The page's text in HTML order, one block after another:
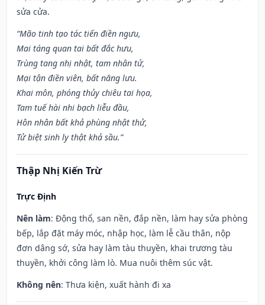
sửa cửa.
“Mão tinh tạo tác tiến điền ngưu,
Mai táng quan tai bất đắc hưu,
Trùng tang nhị nhật, tam nhân tử,
Mại tận điền viên, bất năng lưu.
Khai môn, phóng thủy chiêu tai họa,
Tam tuế hài nhi bạch liễu đầu,
Hôn nhân bất khả phùng nhật thử,
Tử biệt sinh ly thật khả sầu.”
Thập Nhị Kiến Trừ
Trực Định
Nên làm: Động thổ, san nền, đắp nền, làm hay sửa phòng
bếp, lắp đặt máy móc, nhập học, làm lễ cầu thân, nộp
đơn dâng sớ, sửa hay làm tàu thuyền, khai trương tàu
thuyền, khởi công làm lò. Mua nuôi thêm súc vật.
Không nên: Thưa kiện, xuất hành đi xa